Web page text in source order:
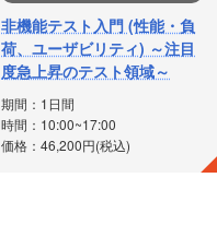
非機能テスト入門 (性能・負
荷、ユーザビリティ) ～注目
度急上昇のテスト領域～
期間：1日間
時間：10:00~17:00
価格：46,200円(税込)